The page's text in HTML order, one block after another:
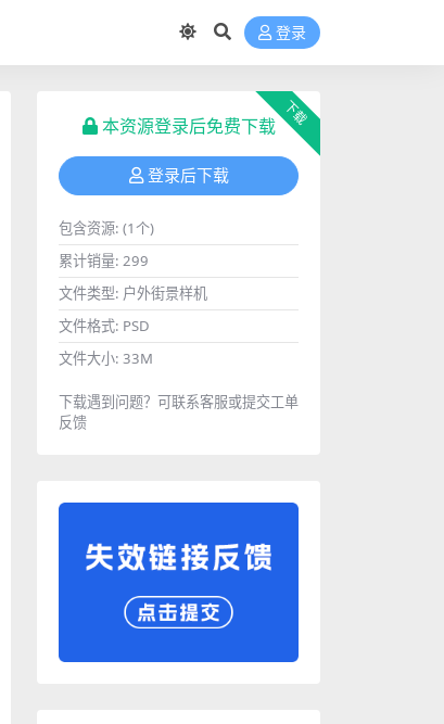
登录
下载
本资源登录后免费下载
登录后下载
包含资源: (1个)
累计销量: 299
文件类型: 户外街景样机
文件格式: PSD
文件大小: 33M
下载遇到问题？可联系客服或提交工单
反馈